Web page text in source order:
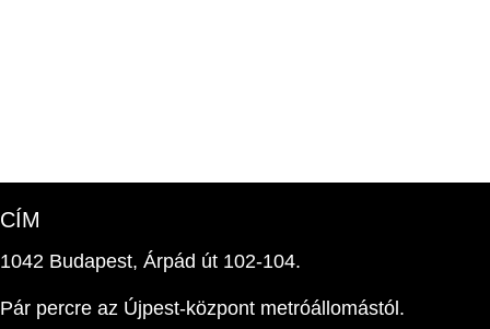
CÍM
1042 Budapest, Árpád út 102-104.
Pár percre az Újpest-központ metróállomástól.